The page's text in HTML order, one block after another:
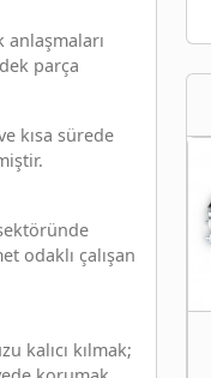
parça
kısa sürede
odaklı çalışan
kalıcı kılmak;